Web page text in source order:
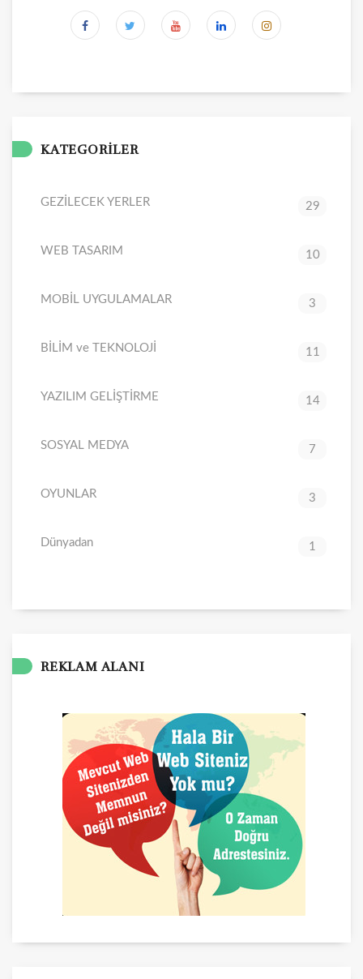
KATEGORİLER
GEZİLECEK YERLER 29
WEB TASARIM 10
MOBİL UYGULAMALAR 3
BİLİM ve TEKNOLOJİ 11
YAZILIM GELİŞTİRME 14
SOSYAL MEDYA 7
OYUNLAR 3
Dünyadan 1
REKLAM ALANI